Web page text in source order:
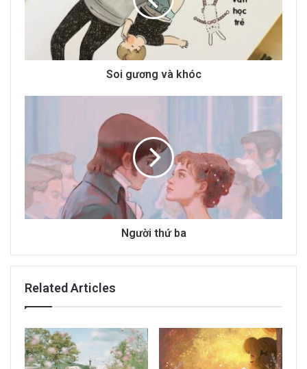
d
Soi gương và khóc
Người thứ ba
Related Articles